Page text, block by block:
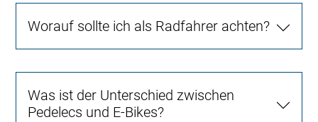
Worauf sollte ich als Radfahrer achten?
Was ist der Unterschied zwischen
Pedelecs und E-Bikes?